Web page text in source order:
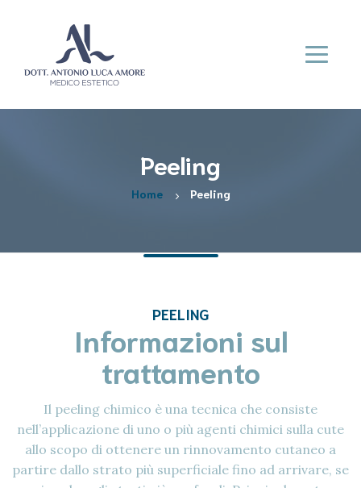
Peeling
Home Peeling
PEELING
Informazioni sul
trattamento
Il peeling chimico è una tecnica che consiste
nell’applicazione di uno o più agenti chimici sulla cute
allo scopo di ottenere un rinnovamento cutaneo a
partire dallo strato più superficiale fino ad arrivare, se